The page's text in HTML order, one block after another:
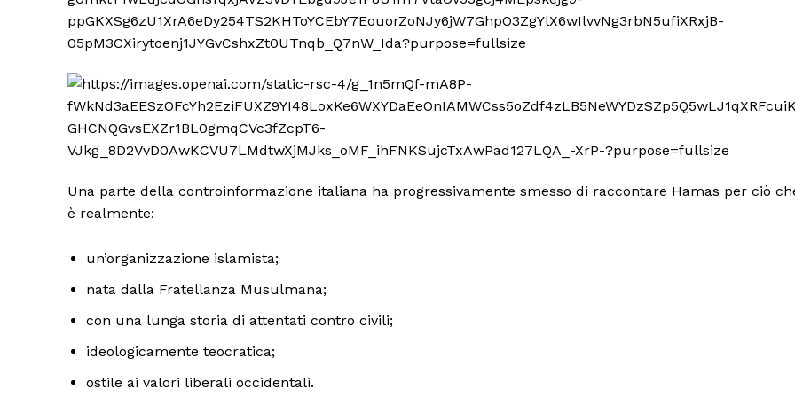
Una parte della controinformazione italiana ha progressivamente smesso di raccontare Hamas per ciò
è realmente:
un’organizzazione islamista;
nata dalla Fratellanza Musulmana;
con una lunga storia di attentati contro civili;
ideologicamente teocratica;
ostile ai valori liberali occidentali.